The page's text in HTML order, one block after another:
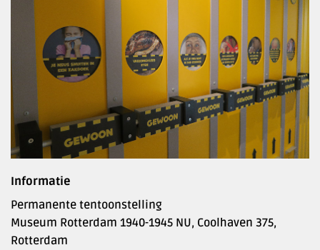
Informatie
Permanente tentoonstelling
Museum Rotterdam 1940-1945 NU, Coolhaven 375,
Rotterdam